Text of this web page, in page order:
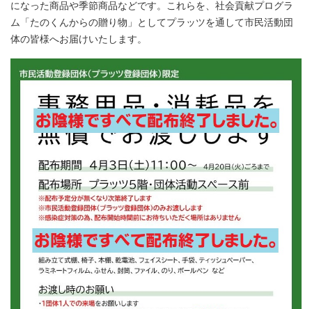
になった商品や季節商品などです。これらを、社会貢献プログラ
ム「たのくんからの贈り物」としてプラッツを通して市民活動団
体の皆様へお届けいたします。